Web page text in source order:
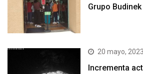
Grupo Budinek
20 mayo, 2023
Incrementa